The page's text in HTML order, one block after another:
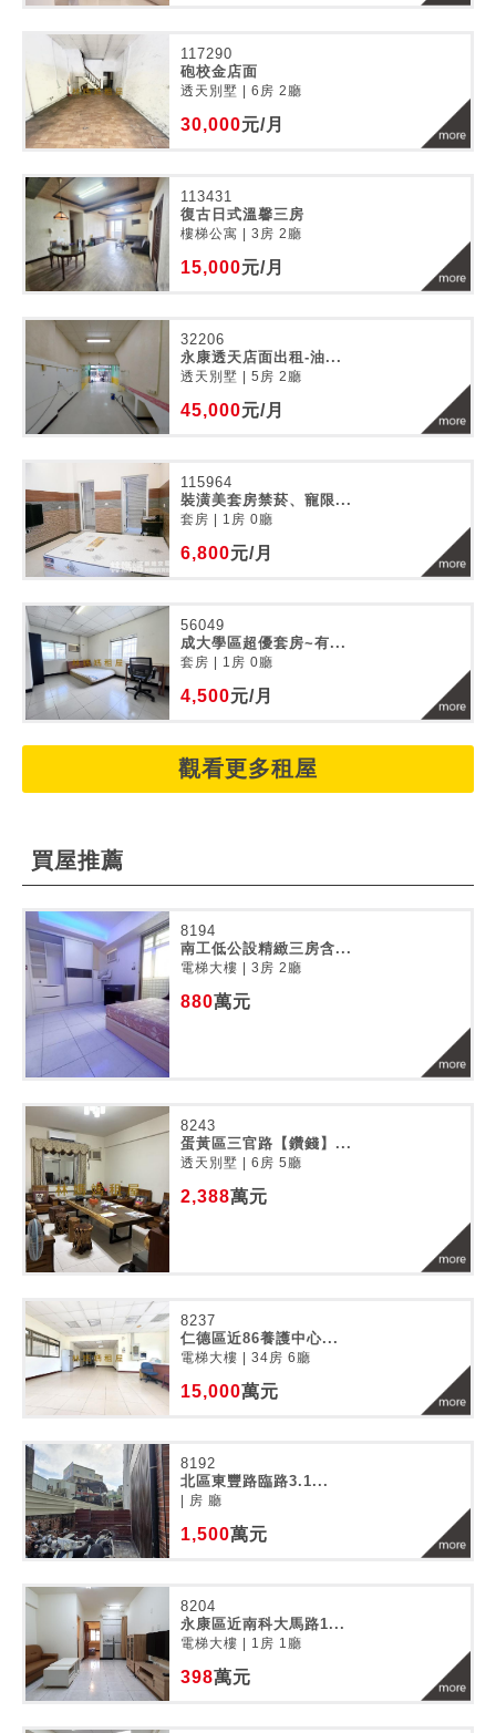
117290
砲校金店面
透天別墅 | 6房 2廳
30,000元/月
113431
復古日式溫馨三房
樓梯公寓 | 3房 2廳
15,000元/月
32206
永康透天店面出租-油...
透天別墅 | 5房 2廳
45,000元/月
115964
裝潢美套房禁菸、寵限...
套房 | 1房 0廳
6,800元/月
56049
成大學區超優套房~有...
套房 | 1房 0廳
4,500元/月
觀看更多租屋
買屋推薦
8194
南工低公設精緻三房含...
電梯大樓 | 3房 2廳
880萬元
8243
蛋黃區三官路【鑽錢】...
透天別墅 | 6房 5廳
2,388萬元
8237
仁德區近86養護中心...
電梯大樓 | 34房 6廳
15,000萬元
8192
北區東豐路臨路3.1...
| 房 廳
1,500萬元
8204
永康區近南科大馬路1...
電梯大樓 | 1房 1廳
398萬元